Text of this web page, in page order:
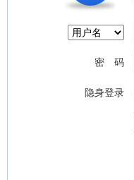
密 码
隐身登录